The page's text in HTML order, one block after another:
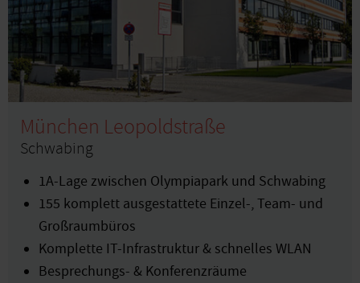
München Leopoldstraße
Schwabing
1A-Lage zwischen Olympiapark und Schwabing
155 komplett ausgestattete Einzel-, Team- und
Großraumbüros
Komplette IT-Infrastruktur & schnelles WLAN
Besprechungs- & Konferenzräume